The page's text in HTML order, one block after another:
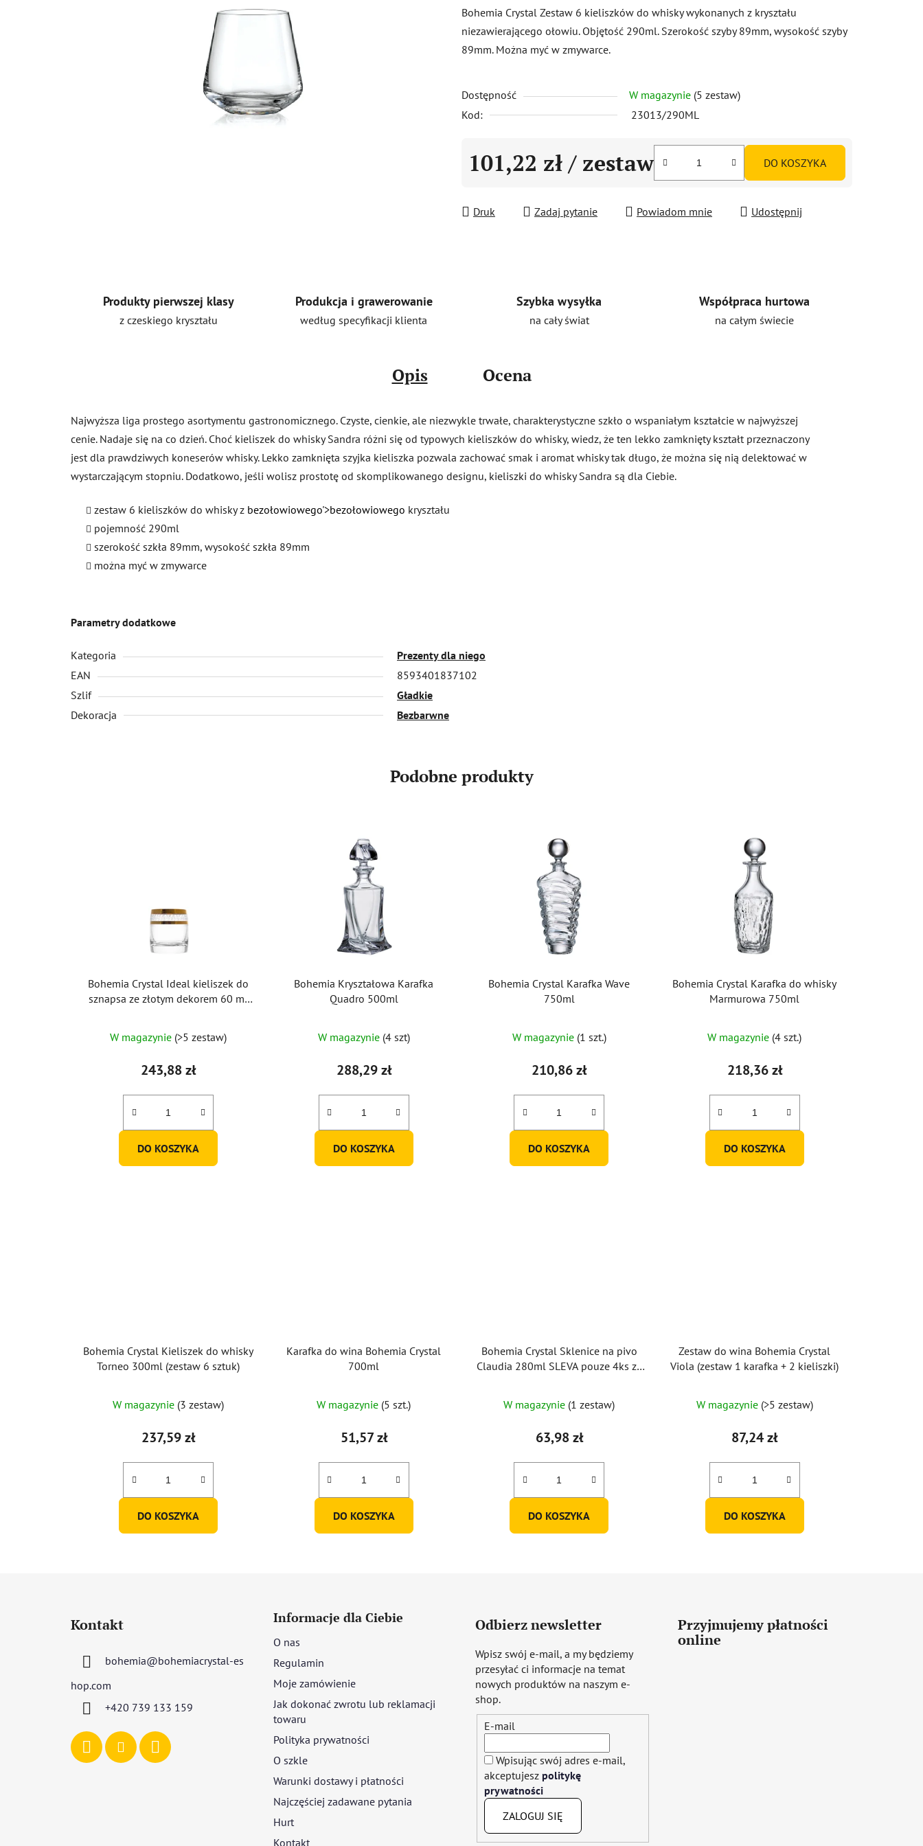
wynosi
0,0
na
gwiazdek.
Bohemia Crystal Zestaw 6 kieliszków do whisky wykonanych z kryształu
niezawierającego ołowiu. Objętość 290ml. Szerokość szyby 89mm, wysokość szyby
89mm. Można myć w zmywarce.
Dostępność W magazynie (5 zestaw)
Kod:
23013/290ML
101,22 zł / zestaw DO KOSZYKA
Druk Zadaj pytanie Powiadom mnie Udostępnij
Produkty pierwszej klasy
z czeskiego kryształu
Produkcja i grawerowanie
według specyfikacji klienta
Szybka wysyłka
na cały świat
Współpraca hurtowa
na całym świecie
Opis Ocena
Najwyższa liga prostego asortymentu gastronomicznego. Czyste, cienkie, ale niezwykle trwałe, charakterystyczne szkło o wspaniałym kształcie w najwyższej
cenie. Nadaje się na co dzień. Choć kieliszek do whisky Sandra różni się od typowych kieliszków do whisky, wiedz, że ten lekko zamknięty kształt przeznaczony
jest dla prawdziwych koneserów whisky. Lekko zamknięta szyjka kieliszka pozwala zachować smak i aromat whisky tak długo, że można się nią delektować w
wystarczającym stopniu. Dodatkowo, jeśli wolisz prostotę od skomplikowanego designu, kieliszki do whisky Sandra są dla Ciebie.
zestaw 6 kieliszków do whisky z bezołowiowego'>bezołowiowego kryształu
pojemność 290ml
szerokość szkła 89mm, wysokość szkła 89mm
można myć w zmywarce
Parametry dodatkowe
Kategoria
Prezenty dla niego
EAN
8593401837102
Szlif
Gładkie
Dekoracja
Bezbarwne
Podobne produkty
Bohemia Crystal Ideal kieliszek do
sznapsa ze złotym dekorem 60 ml
W magazynie (>5 zestaw)
243,88 zł
DO KOSZYKA
Bohemia Kryształowa Karafka
Quadro 500ml
ocena
produktu
5,0
na
gwiazdek.
W magazynie (4 szt)
288,29 zł
DO KOSZYKA
Bohemia Crystal Karafka Wave
750ml
W magazynie (1 szt.)
210,86 zł
DO KOSZYKA
Bohemia Crystal Karafka do whisky
Marmurowa 750ml
W magazynie (4 szt.)
218,36 zł
DO KOSZYKA
Bohemia Crystal Kieliszek do whisky
Torneo 300ml (zestaw 6 sztuk)
W magazynie (3 zestaw)
237,59 zł
DO KOSZYKA
Karafka do wina Bohemia Crystal
700ml
W magazynie (5 szt.)
51,57 zł
DO KOSZYKA
Bohemia Crystal Sklenice na pivo
Claudia 280ml SLEVA pouze 4ks ze
W magazynie (1 zestaw)
63,98 zł
DO KOSZYKA
Zestaw do wina Bohemia Crystal
Viola (zestaw 1 karafka + 2 kieliszki)
W magazynie (>5 zestaw)
87,24 zł
DO KOSZYKA
Kontakt
bohemia@bohemiacrystal-es
hop.com
+420 739 133 159
Informacje dla Ciebie
O nas
Regulamin
Moje zamówienie
Jak dokonać zwrotu lub reklamacji
towaru
Polityka prywatności
O szkle
Warunki dostawy i płatności
Najczęściej zadawane pytania
Hurt
Kontakt
Odbierz newsletter
Wpisz swój e-mail, a my będziemy
przesyłać ci informacje na temat
nowych produktów na naszym e-
shop.
E-mail
Wpisując swój adres e-mail,
akceptujesz politykę
prywatności
ZALOGUJ SIĘ
Przyjmujemy płatności
online